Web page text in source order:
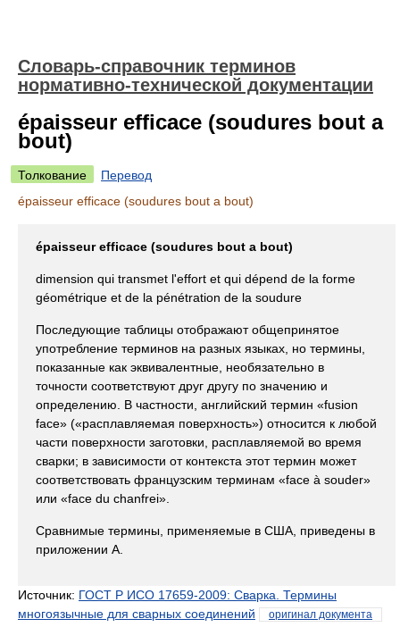
Словарь-справочник терминов
нормативно-технической документации
épaisseur efficace (soudures bout а
bout)
Толкование
Перевод
épaisseur efficace (soudures bout а bout)
épaisseur efficace (soudures bout а bout)
dimension qui transmet l'effort et qui dépend de la forme
géométrique et de la pénétration de la soudure
Последующие таблицы отображают общепринятое
употребление терминов на разных языках, но термины,
показанные как эквивалентные, необязательно в
точности соответствуют друг другу по значению и
определению. В частности, английский термин «fusion
face» («расплавляемая поверхность») относится к любой
части поверхности заготовки, расплавляемой во время
сварки; в зависимости от контекста этот термин может
соответствовать французским терминам «face à souder»
или «face du chanfrei».
Сравнимые термины, применяемые в США, приведены в
приложении А.
Источник: ГОСТ Р ИСО 17659-2009: Сварка. Термины
многоязычные для сварных соединений
оригинал документа